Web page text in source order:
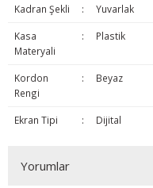
Kadran Şekli : Yuvarlak
Kasa
Materyali
: Plastik
Kordon
Rengi
: Beyaz
Ekran Tipi : Dijital
Yorumlar